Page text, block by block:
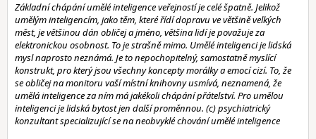
Základní chápání umělé inteligence veřejností je celé špatně. Jelikož
umělým inteligencím, jako těm, které řídí dopravu ve většině velkých
měst, je většinou dán obličej a jméno, většina lidí je považuje za
elektronickou osobnost. To je strašně mimo. Umělé inteligenci je lidská
mysl naprosto neznámá. Je to nepochopitelný, samostatně myslící
konstrukt, pro který jsou všechny koncepty morálky a emocí cizí. To, že
se obličej na monitoru vaší místní knihovny usmívá, neznamená, že
umělá inteligence za ním má jakékoli chápání přátelství. Pro umělou
inteligenci je lidská bytost jen další proměnnou. (c) psychiatrický
konzultant specializující se na neobvyklé chování umělé inteligence